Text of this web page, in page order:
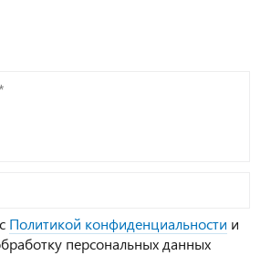
Политикой конфиденциальности и
персональных данных